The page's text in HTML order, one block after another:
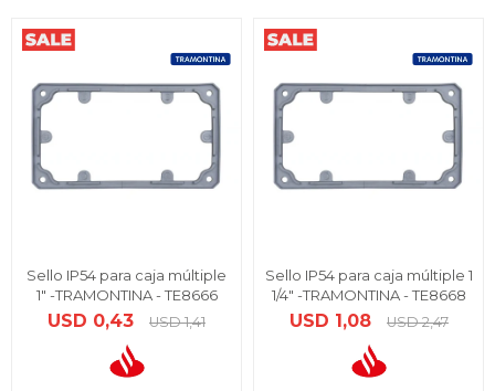
Sello IP54 para caja múltiple
1" -TRAMONTINA - TE8666
USD 0,43 USD 1,41
Sello IP54 para caja múltiple 1
1/4" -TRAMONTINA - TE8668
USD 1,08 USD 2,47